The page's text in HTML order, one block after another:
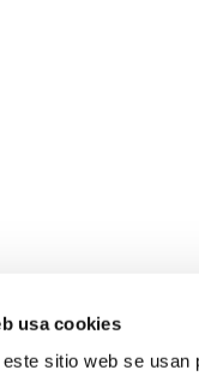
usa cookies
sitio web se